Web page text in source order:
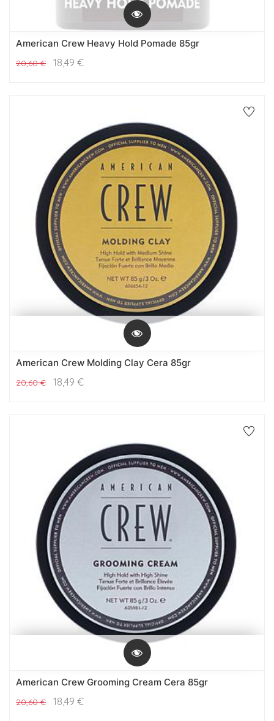
American Crew Heavy Hold Pomade 85gr
20,60€ 18,49 €
American Crew Molding Clay Cera 85gr
20,60€ 18,49 €
American Crew Grooming Cream Cera 85gr
20,60€ 18,49 €